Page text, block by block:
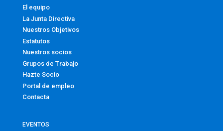
El equipo
La Junta Directiva
Nuestros Objetivos
Estatutos
Nuestros socios
Grupos de Trabajo
Hazte Socio
Portal de empleo
Contacta
EVENTOS